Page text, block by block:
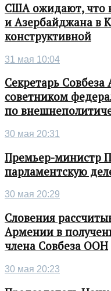
США ожидают, что
и Азербайджана в
конструктивной
31 мая 10:04
Секретарь
советником
по
30 мая 20:31
Премьер-министр
парламентскую
30 мая 20:29
Словения
Армении в
члена Совбеза ООН
30 мая 20:23